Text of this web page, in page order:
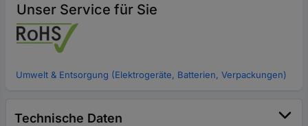
Unser Service für Sie
Umwelt & Entsorgung (Elektrogeräte, Batterien, Verpackungen)
Technische Daten